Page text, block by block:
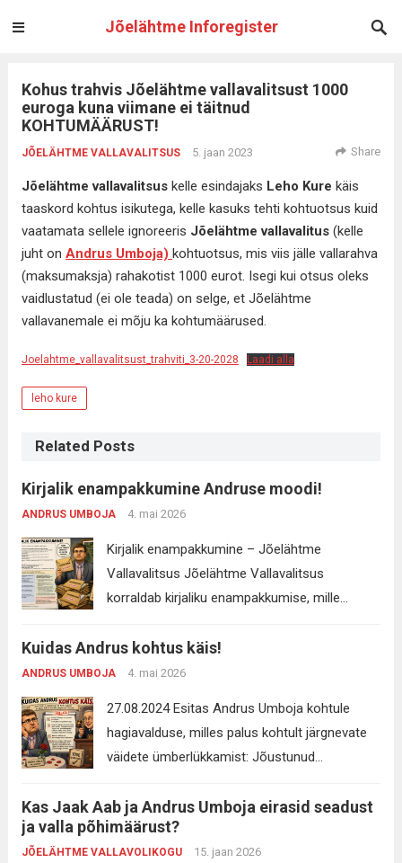
Jõelähtme Inforegister
Kohus trahvis Jõelähtme vallavalitsust 1000
euroga kuna viimane ei täitnud
KOHTUMÄÄRUST!
JÕELÄHTME VALLAVALITSUS 5. jaan 2023 Share
Jõelähtme vallavalitsuskelle esindajaks Leho Kure käis
taaskord kohtus isikutega, kelle kasuks tehti kohtuotsus kuid
vaatamata sellele ignoreeris Jõelähtme vallavalitus(kelle
juht on Andrus Umboja) kohtuotsus, mis viis jälle vallarahva
(maksumaksja) rahakotist 1000 eurot. Isegi kui otsus oleks
vaidlustatud (ei ole teada) on selge, et Jõelähtme
vallavanemale ei mõju ka kohtumäärused.
Joelahtme_vallavalitsust_trahviti_3-20-2028 Laadi alla
leho kure
Related Posts
Kirjalik enampakkumine Andruse moodi!
ANDRUS UMBOJA 4. mai 2026
Kirjalik enampakkumine – Jõelähtme
Vallavalitsus Jõelähtme Vallavalitsus
korraldab kirjaliku enampakkumise, mille
Maardu külas (Harju maakonnas). Müüdavad
kinnistud Enampakkumisel on järgmised
tagatisraha Tagatisraha tuleb tasuda enne
pakkumise esitamise tähtaega ühele
peab kirjutama: “Enampakkumine Killu tee 1,
Kuidas Andrus kohtus käis!
ANDRUS UMBOJA 4. mai 2026
27.08.2024 Esitas Andrus Umboja kohtule
hagiavalduse, milles palus kohtult järgnevate
väidete ümberlükkamist: Jõustunud
saa ja veelgi vähem saab paluda kellelgi
vabandada ja ümber lükata neid väiteid.
Andrus Umboja Harju Maakohtu otsust edasi
Kas Jaak Aab ja Andrus Umboja eirasid seadust
ja valla põhimäärust?
JÕELÄHTME VALLAVOLIKOGU 15. jaan 2026